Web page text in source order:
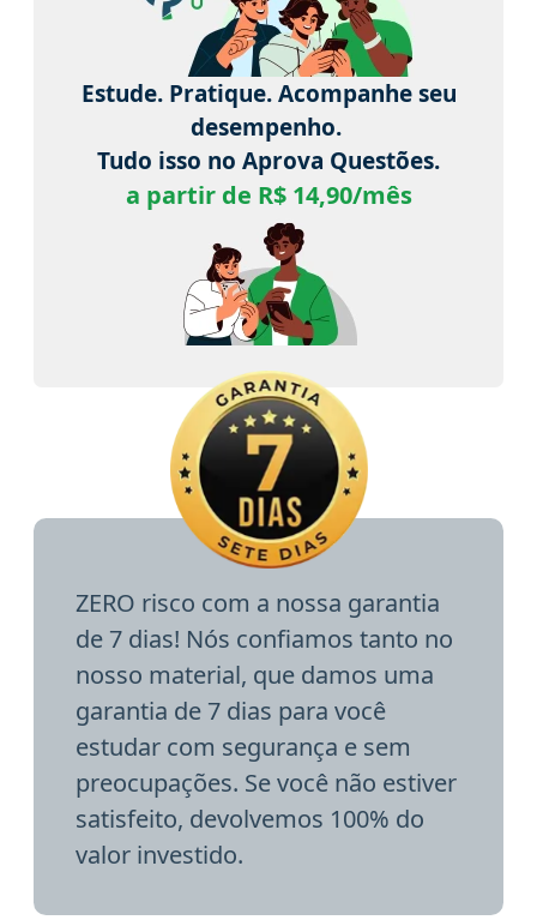
Estude. Pratique. Acompanhe seu
desempenho.
Tudo isso no Aprova Questões.
a partir de R$ 14,90/mês
ZERO risco com a nossa garantia
de 7 dias! Nós confiamos tanto no
nosso material, que damos uma
garantia de 7 dias para você
estudar com segurança e sem
preocupações. Se você não estiver
satisfeito, devolvemos 100% do
valor investido.